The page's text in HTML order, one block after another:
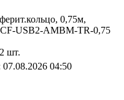
шт.
04:50